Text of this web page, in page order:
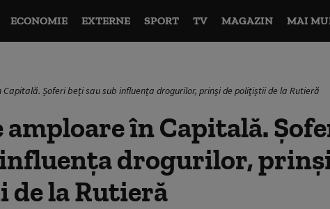
ECONOMIE EXTERNE SPORT TV MAGAZIN MAI
Capitală. Șoferi beți sau sub influența drogurilor, prinși de polițiștii de la Rutieră
amploare în Capitală.
influența drogurilor,
la Rutieră